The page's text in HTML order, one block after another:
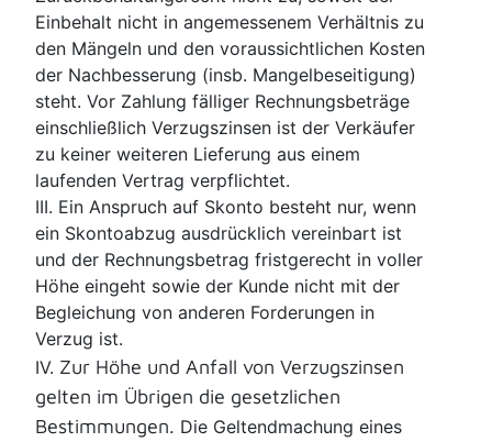
Einbehalt nicht in angemessenem Verhältnis zu
den Mängeln und den voraussichtlichen Kosten
der Nachbesserung (insb. Mangelbeseitigung)
steht. Vor Zahlung fälliger Rechnungsbeträge
einschließlich Verzugszinsen ist der Verkäufer
zu keiner weiteren Lieferung aus einem
laufenden Vertrag verpflichtet.
III. Ein Anspruch auf Skonto besteht nur, wenn
ein Skontoabzug ausdrücklich vereinbart ist
und der Rechnungsbetrag fristgerecht in voller
Höhe eingeht sowie der Kunde nicht mit der
Begleichung von anderen Forderungen in
Verzug ist.
IV. Zur Höhe und Anfall von Verzugszinsen
gelten im Übrigen die gesetzlichen
Bestimmungen. Die Geltendmachung eines